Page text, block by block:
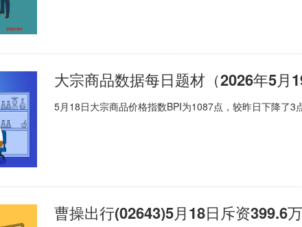
大宗商品数据每日题材（2026年5月
5月18日大宗商品价格指数BPI为1087点，较昨日下降了3
曹操出行(02643)5月18日斥资399.6